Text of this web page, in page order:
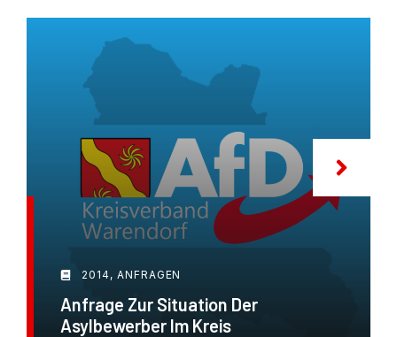
2014, ANFRAGEN
Anfrage Zur Situation Der
Asylbewerber Im Kreis